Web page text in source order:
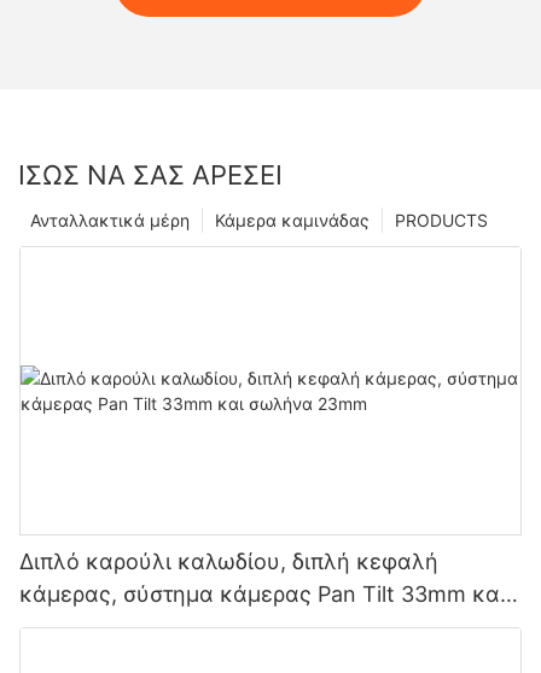
ΊΣΩΣ ΝΑ ΣΑΣ ΑΡΈΣΕΙ
PRODUCTS
Κάμερα καμινάδας
Ανταλλακτικά μέρη
Διπλό καρούλι καλωδίου, διπλή κεφαλή
κάμερας, σύστημα κάμερας Pan Tilt 33mm και
σωλήνα 23mm